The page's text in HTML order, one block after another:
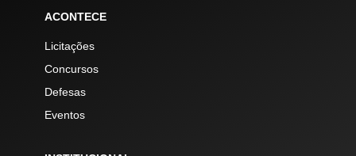
ACONTECE
Licitações
Concursos
Defesas
Eventos